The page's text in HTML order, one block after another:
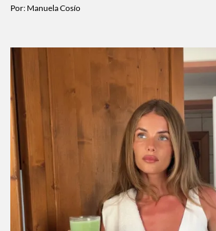
Por: Manuela Cosío